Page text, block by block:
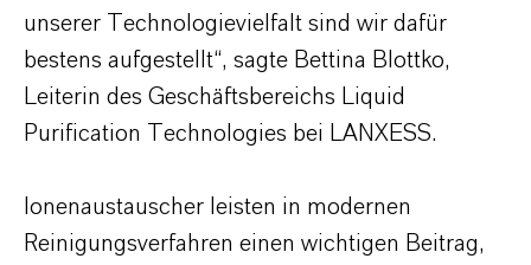
unserer Technologievielfalt sind wir dafür
bestens aufgestellt“, sagte Bettina Blottko,
Leiterin des Geschäftsbereichs Liquid
Purification Technologies bei LANXESS.
Ionenaustauscher leisten in modernen
Reinigungsverfahren einen wichtigen Beitrag,